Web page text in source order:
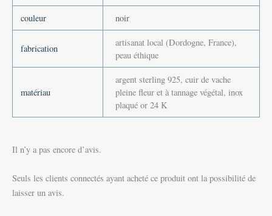
couleur noir
fabrication
artisanat local (Dordogne, France),
peau éthique
matériau
argent sterling 925, cuir de vache
pleine fleur et à tannage végétal, inox
plaqué or 24 K
Il n’y a pas encore d’avis.
Seuls les clients connectés ayant acheté ce produit ont la possibilité de
laisser un avis.